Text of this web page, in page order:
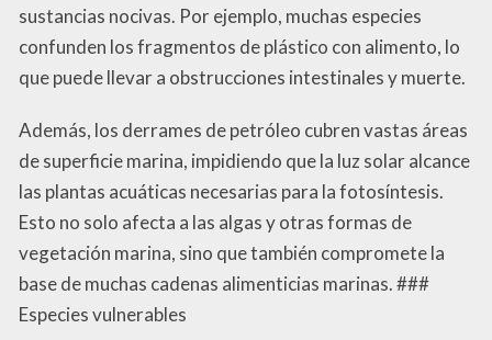
sustancias nocivas. Por ejemplo, muchas especies
confunden los fragmentos de plástico con alimento, lo
que puede llevar a obstrucciones intestinales y muerte.
Además, los derrames de petróleo cubren vastas áreas
de superficie marina, impidiendo que la luz solar alcance
las plantas acuáticas necesarias para la fotosíntesis.
Esto no solo afecta a las algas y otras formas de
vegetación marina, sino que también compromete la
base de muchas cadenas alimenticias marinas. ###
Especies vulnerables